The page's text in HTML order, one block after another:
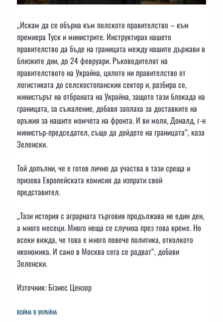
„Искам да се обърна към полското правителство – към
премиера Туск и министрите. Инструктирах нашето
правителство да бъде на границата между нашите държави в
близките дни, до 24 февруари. Ръководителят на
правителството на Украйна, цялото ни правителство от
логистиката до селскостопанския сектор и, разбира се,
министърът на отбраната на Украйна, защото тази блокада на
границата, за съжаление, добавя заплаха за доставките на
оръжия за нашите момчета на фронта. И ви моля, Доналд, г-н
министър-председател, също да дойдете на границата“, каза
Зеленски.
Той допълни, че е готов лично да участва в тази среща и
призова Европейската комисия да изпрати свой
представител.
„Тази история с аграрната търговия продължава не един ден,
а много месеци. Много неща се случиха през това време. Но
всеки вижда, че това е много повече политика, отколкото
икономика. И само в Москва сега се радват“, добави
Зеленски.
Източник: Бізнес Цензор
ВОЙНА В УКРАЙНА